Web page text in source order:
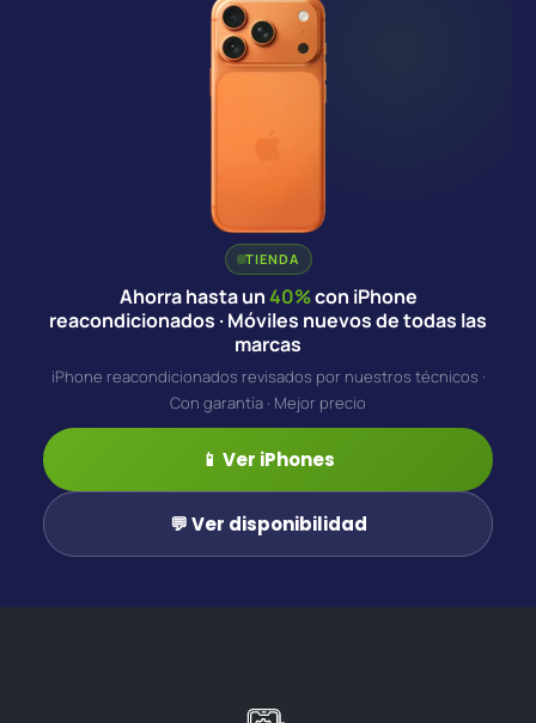
TIENDA
Ahorra hasta un40%con iPhone
reacondicionados · Móviles nuevos de todas las
marcas
iPhone reacondicionados revisados por nuestros técnicos ·
Con garantía · Mejor precio
📱 Ver iPhones
💬 Ver disponibilidad